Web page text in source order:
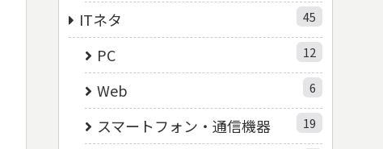
ITネタ 45
PC 12
Web 6
スマートフォン・通信機器 19